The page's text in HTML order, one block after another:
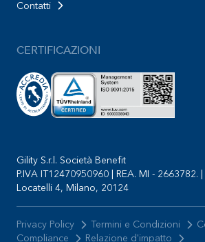
Contatti
CERTIFICAZIONI
Gility S.r.l. Società Benefit
P.IVA IT12470950960 | REA. MI - 2663782.
Locatelli 4, Milano, 20124
Privacy Policy Termini e Condizioni
Compliance
Relazione d'impatto